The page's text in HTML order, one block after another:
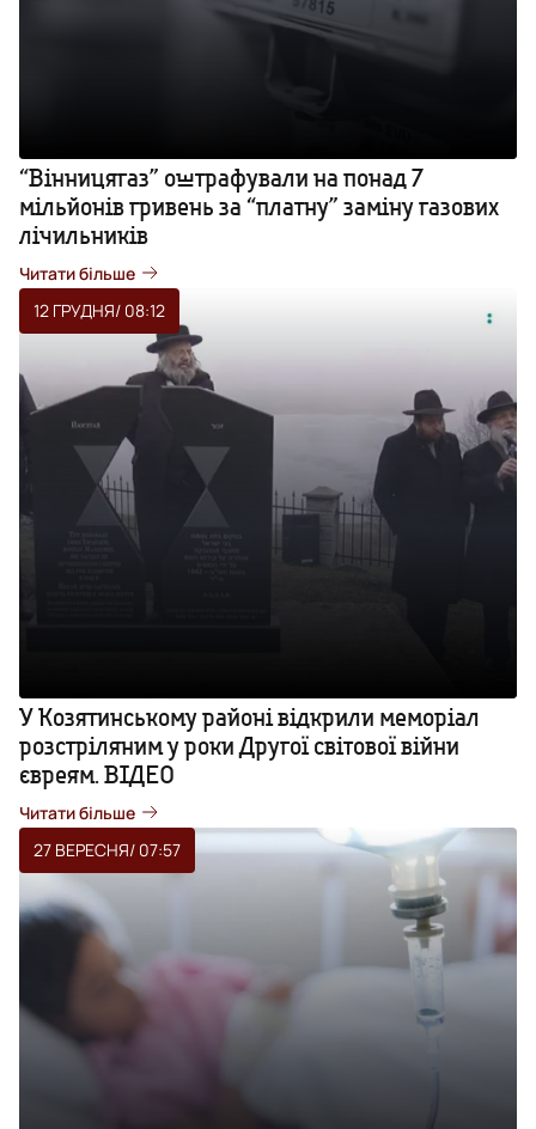
“Вінницягаз” оштрафували на понад 7
мільйонів гривень за “платну” заміну газових
лічильників
Читати більше
12 ГРУДНЯ/ 08:12
У Козятинському районі відкрили меморіал
розстріляним у роки Другої світової війни
євреям. ВІДЕО
Читати більше
27 ВЕРЕСНЯ/ 07:57